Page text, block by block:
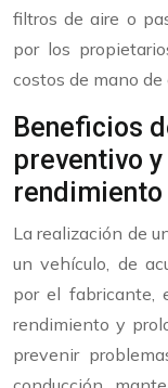
filtros de aire o
por los
costos de mano de
Beneficios
preventivo
La realización de
un vehículo, de
por el fabricante,
rendimiento y
prevenir